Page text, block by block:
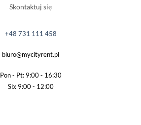
Skontaktuj się
+48 731 111 458
biuro@mycityrent.pl
Pon - Pt: 9:00 - 16:30
Sb: 9:00 - 12:00